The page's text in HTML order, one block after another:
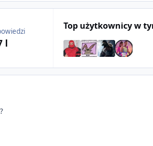
l
Top użytkownicy w